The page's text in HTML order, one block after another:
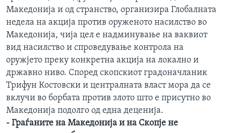
Македонија и од странство, организира Глобалната
недела на акција против оруженото насилство во
Македонија, чија цел е надминување на ваквиот
вид насилство и спроведување контрола на
оружјето преку конкретна акција на локално и
државно ниво. Според скопскиот градоначланик
Трифун Костовски и централната власт мора да се
вклучи во борбата против злото што е присутно во
Македонија подолго од една деценија.
- Граѓаните на Македонија и на Скопје не